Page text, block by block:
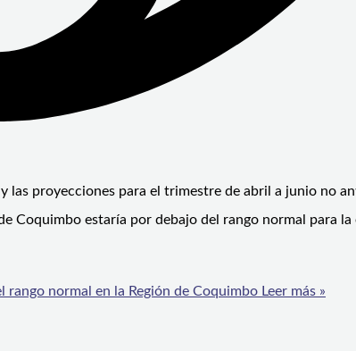
las proyecciones para el trimestre de abril a junio no
Coquimbo estaría por debajo del rango normal para la
rango normal en la Región de Coquimbo Leer más »